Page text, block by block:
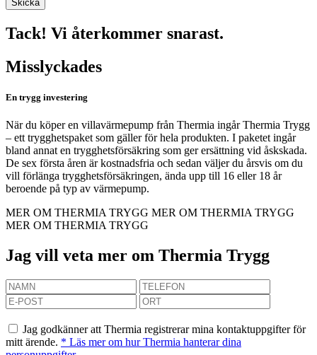
Tack! Vi återkommer snarast.
Misslyckades
En trygg investering
När du köper en villavärmepump från Thermia ingår Thermia Trygg
– ett trygghetspaket som gäller för hela produkten. I paketet ingår
bland annat en trygghetsförsäkring som ger ersättning vid åskskada.
De sex första åren är kostnadsfria och sedan väljer du årsvis om du
vill förlänga trygghetsförsäkringen, ända upp till 16 eller 18 år
beroende på typ av värmepump.
MER OM THERMIA TRYGG MER OM THERMIA TRYGG
MER OM THERMIA TRYGG
Jag vill veta mer om Thermia Trygg
Jag godkänner att Thermia registrerar mina kontaktuppgifter för
mitt ärende. * Läs mer om hur Thermia hanterar dina